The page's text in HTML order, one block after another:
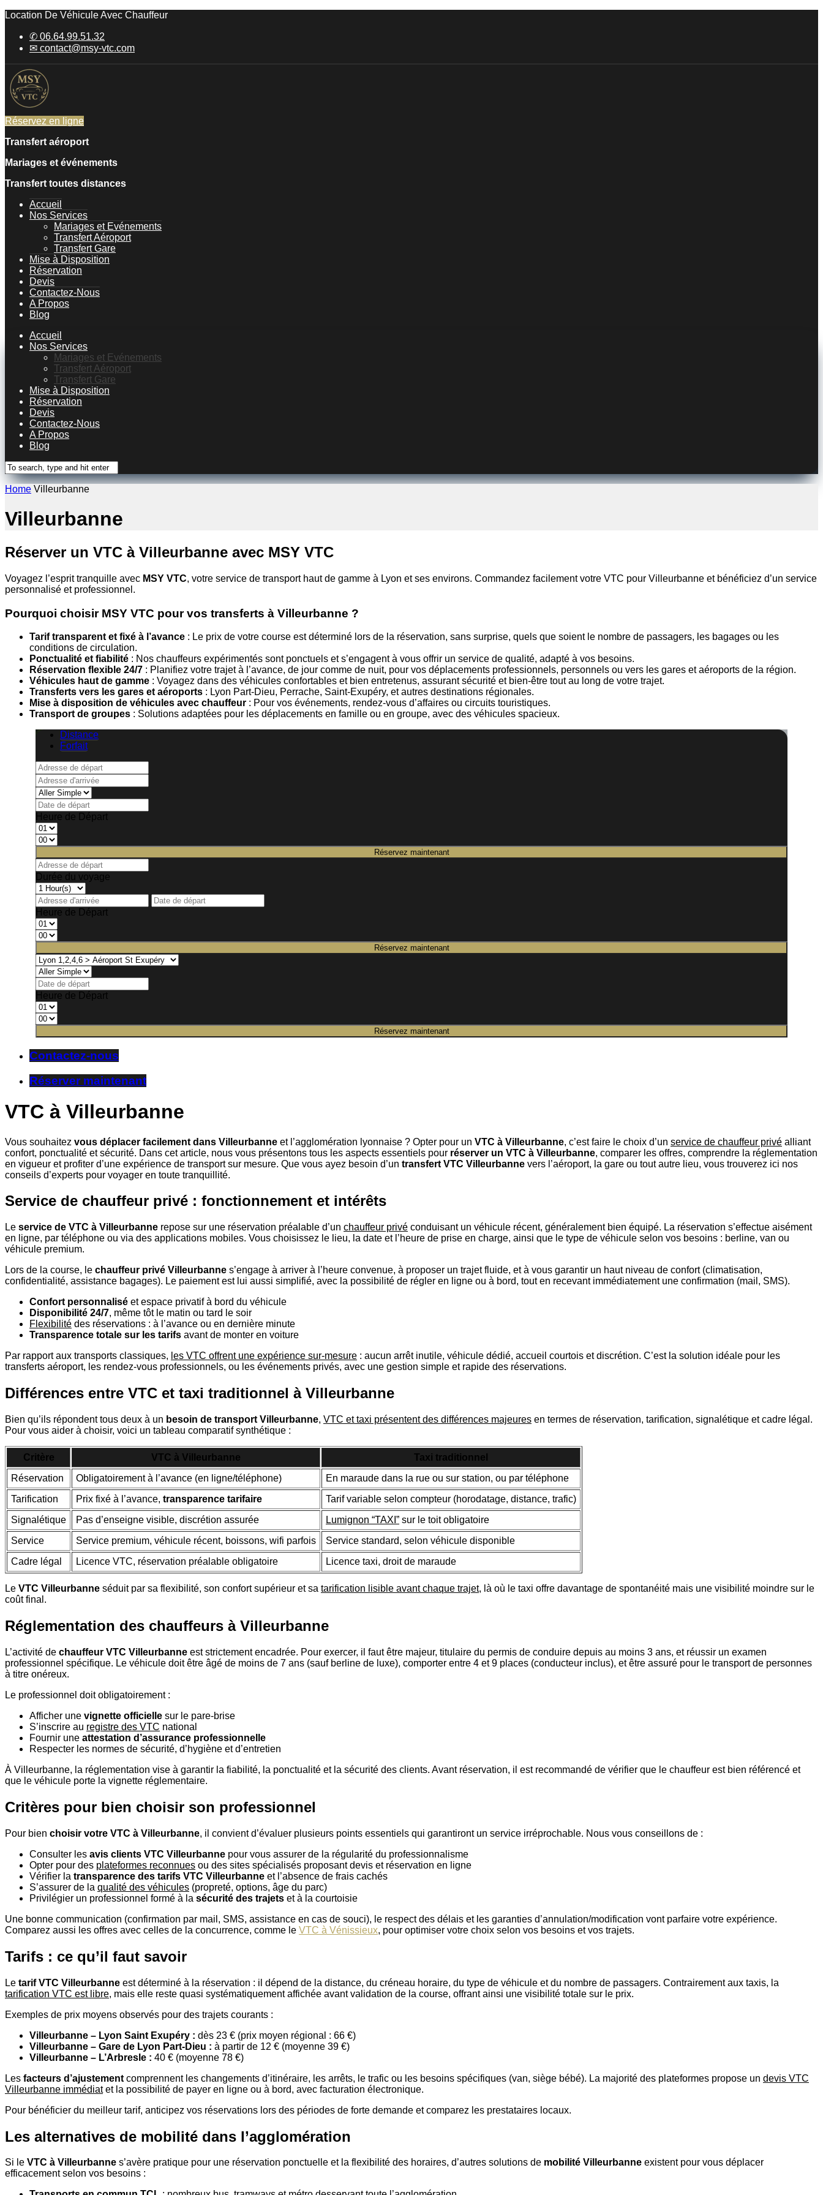
Location De Véhicule Avec Chauffeur
✆ 06.64.99.51.32
✉ contact@msy-vtc.com
Réservez en ligne
Transfert aéroport
Mariages et événements
Transfert toutes distances
Accueil
Nos Services
Mariages et Evénements
Transfert Aéroport
Transfert Gare
Mise à Disposition
Réservation
Devis
Contactez-Nous
A Propos
Blog
Accueil
Nos Services
Mariages et Evénements
Transfert Aéroport
Transfert Gare
Mise à Disposition
Réservation
Devis
Contactez-Nous
A Propos
Blog
Home Villeurbanne
Villeurbanne
Réserver un VTC à Villeurbanne avec MSY VTC
Voyagez l’esprit tranquille avec MSY VTC, votre service de transport haut de gamme à Lyon et ses environs. Commandez facilement votre VTC pour Villeurbanne et bénéficiez d’un service
personnalisé et professionnel.
Pourquoi choisir MSY VTC pour vos transferts à Villeurbanne ?
Tarif transparent et fixé à l’avance : Le prix de votre course est déterminé lors de la réservation, sans surprise, quels que soient le nombre de passagers, les bagages ou les
conditions de circulation.
Ponctualité et fiabilité : Nos chauffeurs expérimentés sont ponctuels et s’engagent à vous offrir un service de qualité, adapté à vos besoins.
Réservation flexible 24/7 : Planifiez votre trajet à l’avance, de jour comme de nuit, pour vos déplacements professionnels, personnels ou vers les gares et aéroports de la région.
Véhicules haut de gamme : Voyagez dans des véhicules confortables et bien entretenus, assurant sécurité et bien-être tout au long de votre trajet.
Transferts vers les gares et aéroports : Lyon Part-Dieu, Perrache, Saint-Exupéry, et autres destinations régionales.
Mise à disposition de véhicules avec chauffeur : Pour vos événements, rendez-vous d’affaires ou circuits touristiques.
Transport de groupes : Solutions adaptées pour les déplacements en famille ou en groupe, avec des véhicules spacieux.
Distance
Forfait
Heure de Départ
Réservez maintenant
Durée du voyage
Heure de Départ
Réservez maintenant
Heure de Départ
Réservez maintenant
Contactez-nous
Réserver maintenant
VTC à Villeurbanne
Vous souhaitez vous déplacer facilement dans Villeurbanne et l’agglomération lyonnaise ? Opter pour un VTC à Villeurbanne, c’est faire le choix d’un service de chauffeur privé alliant
confort, ponctualité et sécurité. Dans cet article, nous vous présentons tous les aspects essentiels pour réserver un VTC à Villeurbanne, comparer les offres, comprendre la réglementation
en vigueur et profiter d’une expérience de transport sur mesure. Que vous ayez besoin d’un transfert VTC Villeurbanne vers l’aéroport, la gare ou tout autre lieu, vous trouverez ici nos
conseils d’experts pour voyager en toute tranquillité.
Service de chauffeur privé : fonctionnement et intérêts
Le service de VTC à Villeurbanne repose sur une réservation préalable d’un chauffeur privé conduisant un véhicule récent, généralement bien équipé. La réservation s’effectue aisément
en ligne, par téléphone ou via des applications mobiles. Vous choisissez le lieu, la date et l’heure de prise en charge, ainsi que le type de véhicule selon vos besoins : berline, van ou
véhicule premium.
Lors de la course, le chauffeur privé Villeurbanne s’engage à arriver à l’heure convenue, à proposer un trajet fluide, et à vous garantir un haut niveau de confort (climatisation,
confidentialité, assistance bagages). Le paiement est lui aussi simplifié, avec la possibilité de régler en ligne ou à bord, tout en recevant immédiatement une confirmation (mail, SMS).
Confort personnalisé et espace privatif à bord du véhicule
Disponibilité 24/7, même tôt le matin ou tard le soir
Flexibilité des réservations : à l’avance ou en dernière minute
Transparence totale sur les tarifs avant de monter en voiture
Par rapport aux transports classiques, les VTC offrent une expérience sur-mesure : aucun arrêt inutile, véhicule dédié, accueil courtois et discrétion. C’est la solution idéale pour les
transferts aéroport, les rendez-vous professionnels, ou les événements privés, avec une gestion simple et rapide des réservations.
Différences entre VTC et taxi traditionnel à Villeurbanne
Bien qu’ils répondent tous deux à un besoin de transport Villeurbanne, VTC et taxi présentent des différences majeures en termes de réservation, tarification, signalétique et cadre légal.
Pour vous aider à choisir, voici un tableau comparatif synthétique :
Critère VTC à Villeurbanne
Taxi traditionnel
Réservation
Obligatoirement à l’avance (en ligne/téléphone)
En maraude dans la rue ou sur station, ou par téléphone
Tarification
Prix fixé à l’avance, transparence tarifaire
Tarif variable selon compteur (horodatage, distance, trafic)
Signalétique
Pas d’enseigne visible, discrétion assurée Lumignon “TAXI” sur le toit obligatoire
Service
Service premium, véhicule récent, boissons, wifi parfois
Service standard, selon véhicule disponible
Cadre légal
Licence VTC, réservation préalable obligatoire Licence taxi, droit de maraude
Le VTC Villeurbanne séduit par sa flexibilité, son confort supérieur et sa tarification lisible avant chaque trajet, là où le taxi offre davantage de spontanéité mais une visibilité moindre sur le
coût final.
Réglementation des chauffeurs à Villeurbanne
L’activité de chauffeur VTC Villeurbanne est strictement encadrée. Pour exercer, il faut être majeur, titulaire du permis de conduire depuis au moins 3 ans, et réussir un examen
professionnel spécifique. Le véhicule doit être âgé de moins de 7 ans (sauf berline de luxe), comporter entre 4 et 9 places (conducteur inclus), et être assuré pour le transport de personnes
à titre onéreux.
Le professionnel doit obligatoirement :
Afficher une vignette officielle sur le pare-brise
S’inscrire au registre des VTC national
Fournir une attestation d’assurance professionnelle
Respecter les normes de sécurité, d’hygiène et d’entretien
À Villeurbanne, la réglementation vise à garantir la fiabilité, la ponctualité et la sécurité des clients. Avant réservation, il est recommandé de vérifier que le chauffeur est bien référencé et
que le véhicule porte la vignette réglementaire.
Critères pour bien choisir son professionnel
Pour bien choisir votre VTC à Villeurbanne, il convient d’évaluer plusieurs points essentiels qui garantiront un service irréprochable. Nous vous conseillons de :
Consulter les avis clients VTC Villeurbanne pour vous assurer de la régularité du professionnalisme
Opter pour des plateformes reconnues ou des sites spécialisés proposant devis et réservation en ligne
Vérifier la transparence des tarifs VTC Villeurbanne et l’absence de frais cachés
S’assurer de la qualité des véhicules (propreté, options, âge du parc)
Privilégier un professionnel formé à la sécurité des trajets et à la courtoisie
Une bonne communication (confirmation par mail, SMS, assistance en cas de souci), le respect des délais et les garanties d’annulation/modification vont parfaire votre expérience.
Comparez aussi les offres avec celles de la concurrence, comme le VTC à Vénissieux, pour optimiser votre choix selon vos besoins et vos trajets.
Tarifs : ce qu’il faut savoir
Le tarif VTC Villeurbanne est déterminé à la réservation : il dépend de la distance, du créneau horaire, du type de véhicule et du nombre de passagers. Contrairement aux taxis, la
tarification VTC est libre, mais elle reste quasi systématiquement affichée avant validation de la course, offrant ainsi une visibilité totale sur le prix.
Exemples de prix moyens observés pour des trajets courants :
Villeurbanne – Lyon Saint Exupéry : dès 23 € (prix moyen régional : 66 €)
Villeurbanne – Gare de Lyon Part-Dieu : à partir de 12 € (moyenne 39 €)
Villeurbanne – L’Arbresle : 40 € (moyenne 78 €)
Les facteurs d’ajustement comprennent les changements d’itinéraire, les arrêts, le trafic ou les besoins spécifiques (van, siège bébé). La majorité des plateformes propose un devis VTC
Villeurbanne immédiatet la possibilité de payer en ligne ou à bord, avec facturation électronique.
Pour bénéficier du meilleur tarif, anticipez vos réservations lors des périodes de forte demande et comparez les prestataires locaux.
Les alternatives de mobilité dans l’agglomération
Si le VTC à Villeurbanne s’avère pratique pour une réservation ponctuelle et la flexibilité des horaires, d’autres solutions de mobilité Villeurbanne existent pour vous déplacer
efficacement selon vos besoins :